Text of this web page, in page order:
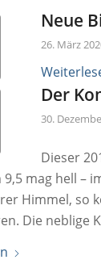
Neue
26. März
Der
30.
Dieser
9,5 mag hell –
Himmel, so
Die neblige